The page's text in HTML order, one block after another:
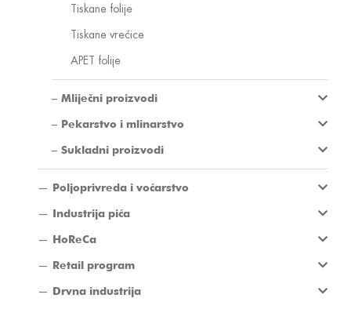
Tiskane folije
Tiskane vrećice
APET folije
Mliječni proizvodi
Pekarstvo i mlinarstvo
Sukladni proizvodi
Poljoprivreda i voćarstvo
Industrija pića
HoReCa
Retail program
Drvna industrija